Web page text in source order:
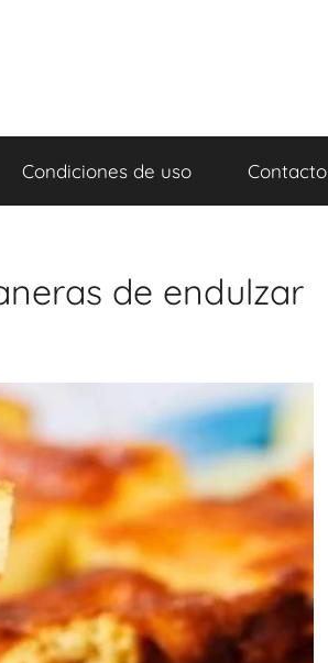
Condiciones de uso Contacto
de endulzar